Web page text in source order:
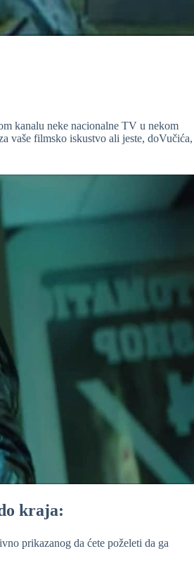
kanalu neke nacionalne TV u nekom
vaše filmsko iskustvo ali jeste, doVučića,
kraja:
prikazanog da ćete poželeti da ga